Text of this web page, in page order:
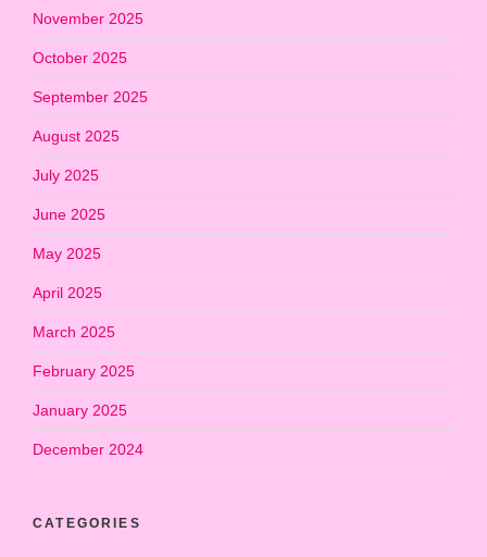
November 2025
October 2025
September 2025
August 2025
July 2025
June 2025
May 2025
April 2025
March 2025
February 2025
January 2025
December 2024
CATEGORIES